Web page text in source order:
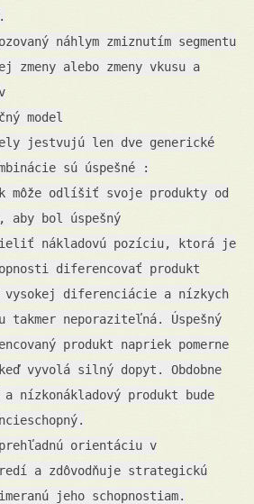
náhlym zmiznutím segmentu
zmeny alebo zmeny vkusu a
model
jestvujú len dve generické
sú úspešné :
môže odlíšiť svoje produkty od
aby bol úspešný
nákladovú pozíciu, ktorá je
diferencovať produkt
vysokej diferenciácie a nízkych
takmer neporaziteľná. Úspešný
produkt napriek pomerne
vyvolá silný dopyt. Obdobne
nízkonákladový produkt bude
orientáciu v
a zdôvodňuje strategickú
jeho schopnostiam.